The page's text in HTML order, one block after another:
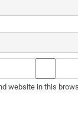
website in this